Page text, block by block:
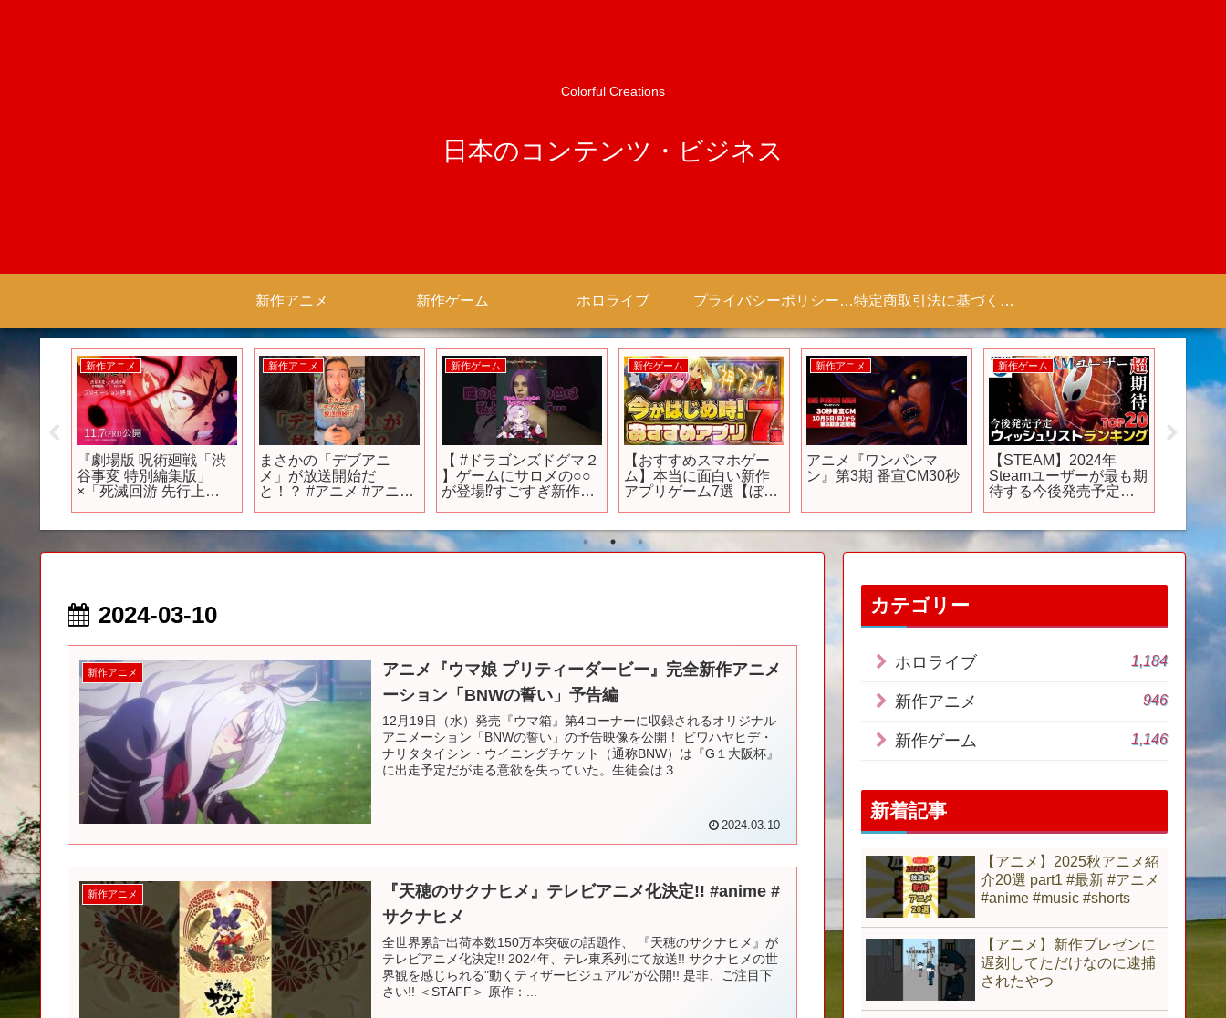
Colorful Creations
日本のコンテンツ・ビジネス
新作アニメ 新作ゲーム ホロライブ プライバシーポリシー 【Colorful Creation】 特定商取引法に基づく表記（商取引に関する開示）
新作アニメ
『劇場版 呪術廻戦「渋
谷事変 特別編集版」
×「死滅回游 先行上
IMAX同時上映！全世
界、順次公開！
新作アニメ
まさかの「デブアニ
メ」が放送開始だ
と！？ #アニメ #アニメ
#推薦アニメ #オタク #
フィギュア #アニソン
新作ゲーム
【 #ドラゴンズドグマ２
】ゲームにサロメの○○
が登場⁉すごすぎ新作フ
すわ～】
新作ゲーム
【おすすめスマホゲー
ム】本当に面白い新作
アプリゲーム7選【ぼざ
新作アニメ
アニメ『ワンパンマ
ン』第3期 番宣CM30秒
新作ゲーム
【STEAM】2024年
Steamユーザーが最も期
待する今後発売予定の
TOP20【PS/Switch/Xbo
x】
つまれ
2024-03-10
新作アニメ
アニメ『ウマ娘 プリティーダービー』完全新作アニメ
ーション「BNWの誓い」予告編
12月19日（水）発売『ウマ箱』第4コーナーに収録されるオリジナル
アニメーション「BNWの誓い」の予告映像を公開！ ビワハヤヒデ・
ナリタタイシン・ウイニングチケット（通称BNW）は『G１大阪杯』
に出走予定だが走る意欲を失っていた。生徒会は３...
2024.03.10
新作アニメ
『天穂のサクナヒメ』テレビアニメ化決定!! #anime #
サクナヒメ
全世界累計出荷本数150万本突破の話題作、 『天穂のサクナヒメ』が
テレビアニメ化決定!! 2024年、テレ東系列にて放送!! サクナヒメの世
界観を感じられる"動くティザービジュアル”が公開!! 是非、ご注目下
さい!! ＜STAFF＞ 原作：...
カテゴリー
ホロライブ 1,184
新作アニメ 946
新作ゲーム 1,146
新着記事
【アニメ】2025秋アニメ紹
介20選 part1 #最新 #アニメ
#anime #music #shorts
【アニメ】新作プレゼンに
遅刻してただけなのに逮捕
されたやつ